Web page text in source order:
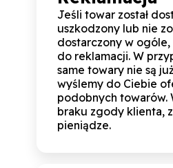
Jeśli towar został
uszkodzony lub nie
dostarczony w ogóle,
do reklamacji. W
same towary nie są
wyślemy do Ciebie
podobnych towarów.
braku zgody klienta,
pieniądze.